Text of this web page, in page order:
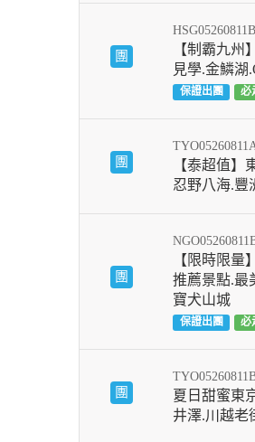
團
HSG05260811B
【制霸九州
見學.金鱗
保證出團 必
團
【泰超值】
忍野八海.豐
團
【限時限量
推薦景點.最
寶犬山城
保證出團 必
團
夏日甜蜜東
井澤.川越老